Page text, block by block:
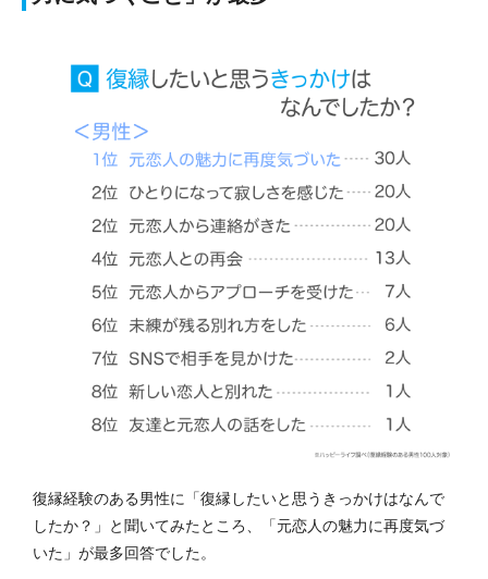
復縁経験のある男性に「復縁したいと思うきっかけはなんで
したか？」と聞いてみたところ、「元恋人の魅力に再度気づ
いた」が最多回答でした。